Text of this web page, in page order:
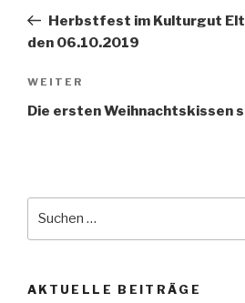
Beitrag
Herbstfest im Kulturgut
den 06.10.2019
Nächster
Beitrag
WEITER
Die ersten Weihnachtskissen
AKTUELLE BEITRÄGE